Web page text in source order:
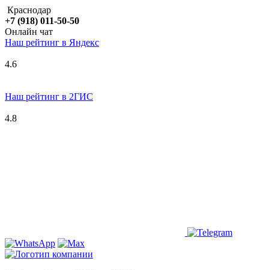
Краснодар
+7 (918) 011-50-50
Онлайн чат
Наш рейтинг в Яндекс
4.6
Наш рейтинг в 2ГИС
4.8